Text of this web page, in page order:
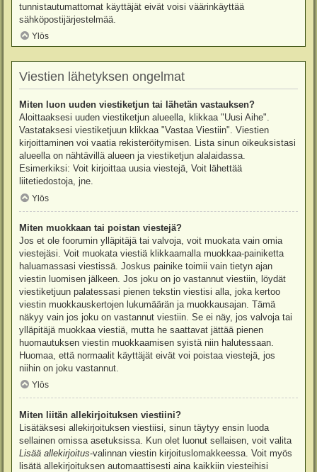
tunnistautumattomat käyttäjät eivät voisi väärinkäyttää
sähköpostijärjestelmää.
Ylös
Viestien lähetyksen ongelmat
Miten luon uuden viestiketjun tai lähetän vastauksen?
Aloittaaksesi uuden viestiketjun alueella, klikkaa "Uusi Aihe".
Vastataksesi viestiketjuun klikkaa "Vastaa Viestiin". Viestien
kirjoittaminen voi vaatia rekisteröitymisen. Lista sinun oikeuksistasi
alueella on nähtävillä alueen ja viestiketjun alalaidassa.
Esimerkiksi: Voit kirjoittaa uusia viestejä, Voit lähettää
liitetiedostoja, jne.
Ylös
Miten muokkaan tai poistan viestejä?
Jos et ole foorumin ylläpitäjä tai valvoja, voit muokata vain omia
viestejäsi. Voit muokata viestiä klikkaamalla muokkaa-painiketta
haluamassasi viestissä. Joskus painike toimii vain tietyn ajan
viestin luomisen jälkeen. Jos joku on jo vastannut viestiin, löydät
viestiketjuun palatessasi pienen tekstin viestisi alla, joka kertoo
viestin muokkauskertojen lukumäärän ja muokkausajan. Tämä
näkyy vain jos joku on vastannut viestiin. Se ei näy, jos valvoja tai
ylläpitäjä muokkaa viestiä, mutta he saattavat jättää pienen
huomautuksen viestin muokkaamisen syistä niin halutessaan.
Huomaa, että normaalit käyttäjät eivät voi poistaa viestejä, jos
niihin on joku vastannut.
Ylös
Miten liitän allekirjoituksen viestiini?
Lisätäksesi allekirjoituksen viestiisi, sinun täytyy ensin luoda
sellainen omissa asetuksissa. Kun olet luonut sellaisen, voit valita
Lisää allekirjoitus-valinnan viestin kirjoituslomakkeessa. Voit myös
lisätä allekirjoituksen automaattisesti aina kaikkiin viesteihisi